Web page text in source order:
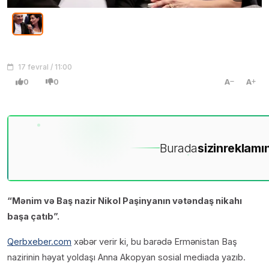
17 fevral / 11:00
0 0 A A
Buradasizin
“Mənim və Baş nazir Nikol Paşinyanın vətəndaş nikahı
başa çatıb”.
Qerbxeber.com xəbər verir ki, bu barədə Ermənistan Baş
nazirinin həyat yoldaşı Anna Akopyan sosial mediada yazıb.